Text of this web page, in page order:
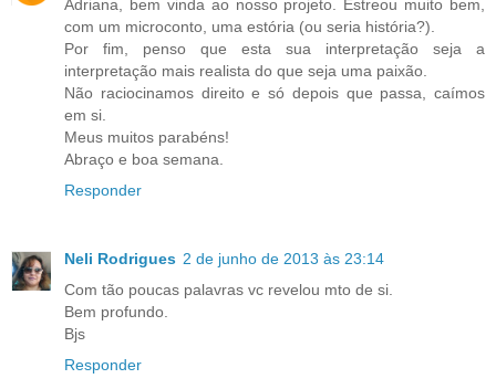
Adriana, bem vinda ao nosso projeto. Estreou muito bem,
com um microconto, uma estória (ou seria história?).
Por fim, penso que esta sua interpretação seja a
interpretação mais realista do que seja uma paixão.
Não raciocinamos direito e só depois que passa, caímos
em si.
Meus muitos parabéns!
Abraço e boa semana.
Responder
Neli Rodrigues 2 de junho de 2013 às 23:14
Com tão poucas palavras vc revelou mto de si.
Bem profundo.
Bjs
Responder